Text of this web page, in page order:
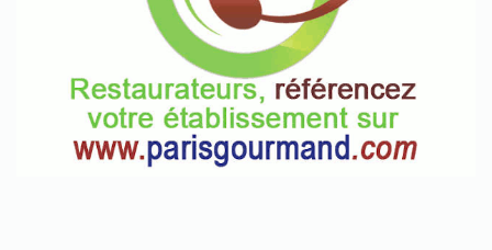
Pour
enregistrer
votre
restaurant